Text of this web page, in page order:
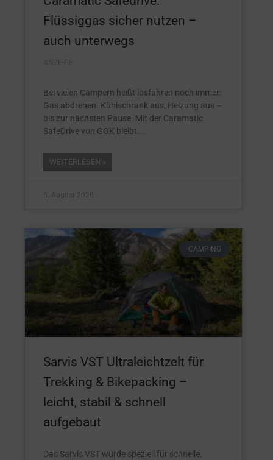
Flüssiggas sicher nutzen –
auch unterwegs
Bei vielen Campern heißt losfahren noch immer:
Gas abdrehen. Kühlschrank aus, Heizung aus –
bis zur nächsten Pause. Mit der Caramatic
SafeDrive von GOK bleibt
WEITERLESEN »
6. August 2026
CAMPING
Sarvis VST Ultraleichtzelt für
Trekking & Bikepacking –
leicht, stabil & schnell
aufgebaut
Das Sarvis VST wurde speziell für schnelle,